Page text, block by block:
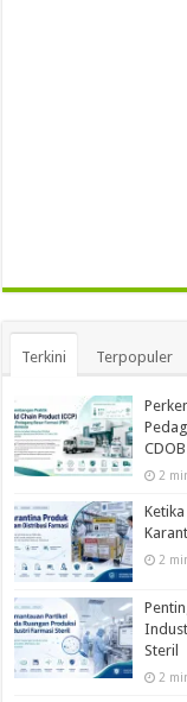
Terkini Terpopuler
2
2
Steril
2